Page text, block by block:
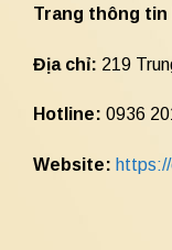
Trang thông tin
Địa chỉ: 219
Hotline: 0936
Website: